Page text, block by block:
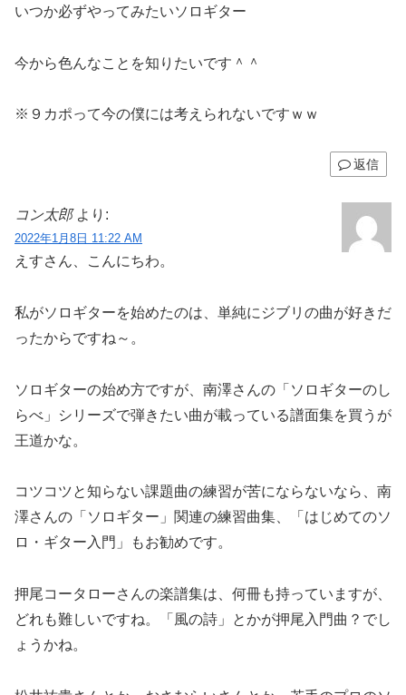
いつか必ずやってみたいソロギター
今から色んなことを知りたいです＾＾
※９カポって今の僕には考えられないですｗｗ
返信
コン太郎 より:
2022年1月8日 11:22 AM
えすさん、こんにちわ。
私がソロギターを始めたのは、単純にジブリの曲が好きだ
ったからですね～。
ソロギターの始め方ですが、南澤さんの「ソロギターのし
らべ」シリーズで弾きたい曲が載っている譜面集を買うが
王道かな。
コツコツと知らない課題曲の練習が苦にならないなら、南
澤さんの「ソロギター」関連の練習曲集、「はじめてのソ
ロ・ギター入門」もお勧めです。
押尾コータローさんの楽譜集は、何冊も持っていますが、
どれも難しいですね。「風の詩」とかが押尾入門曲？でし
ょうかね。